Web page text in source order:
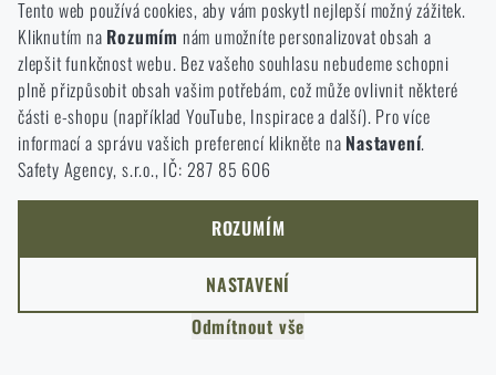
ZŮSTANU TADY
I WILL STAY HERE
Tento web používá cookies, aby vám poskytl nejlepší možný zážitek.
Kliknutím na Rozumím nám umožníte personalizovat obsah a
zlepšit funkčnost webu. Bez vašeho souhlasu nebudeme schopni
plně přizpůsobit obsah vašim potřebám, což může ovlivnit některé
části e-shopu (například YouTube, Inspirace a další). Pro více
informací a správu vašich preferencí klikněte na Nastavení.
Safety Agency, s.r.o., IČ: 287 85 606
Analytické
Do těchto cookies se anonymně ukládá, jakým způsobem
procházíte a používáte náš web. Pomáhají nám lépe chápat, co
se našim zákazníkům líbí a kterým směrem se máme ubírat.
Marketingové
Tyto cookies nám pomáhají optimalizovat reklamu směřující na
náš e-shop, aby byla co nejvíce efektivní a náš obchod se mohl
neustále rozvíjet a zlepšovat.
Díky těmto cookies dokážeme reklamu personalizovat a nabízet
ROZUMÍM
NASTAVENÍ
Odmítnout vše